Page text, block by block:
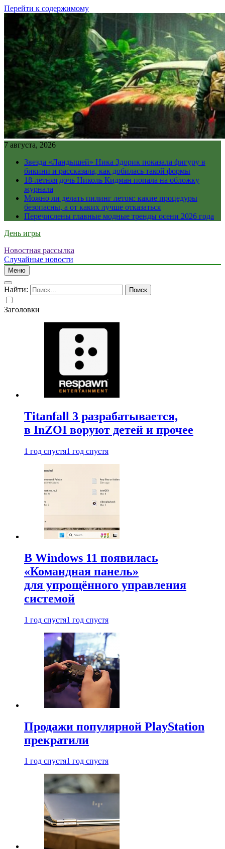
Перейти к содержимому
7 августа, 2026
Звезда «Ландышей» Ника Здорик показала фигуру в
бикини и рассказала, как добилась такой формы
18-летняя дочь Николь Кидман попала на обложку
журнала
Можно ли делать пилинг летом: какие процедуры
безопасны, а от каких лучше отказаться
Перечислены главные модные тренды осени 2026 года
День игры
Новостная рассылка
Случайные новости
Меню
Найти:
Заголовки
Titanfall 3 разрабатывается,
в InZOI воруют детей и прочее
1 год спустя1 год спустя
В Windows 11 появилась
«Командная панель»
для упрощённого управления
системой
1 год спустя1 год спустя
Продажи популярной PlayStation
прекратили
1 год спустя1 год спустя